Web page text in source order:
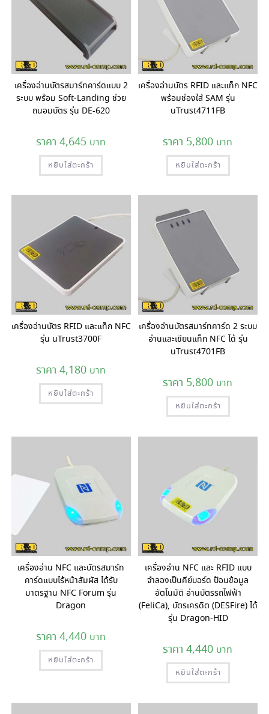
เครื่องอ่านบัตรสมาร์ทคาร์ดแบบ 2
ระบบ พร้อม Soft-Landing ช่วย
ถนอมบัตร รุ่น DE-620
4,645
หยิบใส่ตะกร้า
เครื่องอ่านบัตร RFID และแท็ก NFC
พร้อมช่องใส่ SAM รุ่น
uTrust4711FB
5,800
หยิบใส่ตะกร้า
เครื่องอ่านบัตร RFID และแท็ก NFC
รุ่น uTrust3700F
4,180
หยิบใส่ตะกร้า
เครื่องอ่านบัตรสมาร์ทคาร์ด 2 ระบบ
อ่านและเขียนแท็ก NFC ได้ รุ่น
uTrust4701FB
5,800
หยิบใส่ตะกร้า
เครื่องอ่าน NFC และบัตรสมาร์ท
คาร์ดแบบไร้หน้าสัมผัส ได้รับ
มาตรฐาน NFC Forum รุ่น
Dragon
4,440
หยิบใส่ตะกร้า
เครื่องอ่าน NFC และ RFID แบบ
จำลองเป็นคีย์บอร์ด ป้อนข้อมูล
อัตโนมัติ อ่านบัตรรถไฟฟ้า
(FeliCa), บัตรเครดิต (DESFire) ได้
รุ่น Dragon-HID
4,440
หยิบใส่ตะกร้า